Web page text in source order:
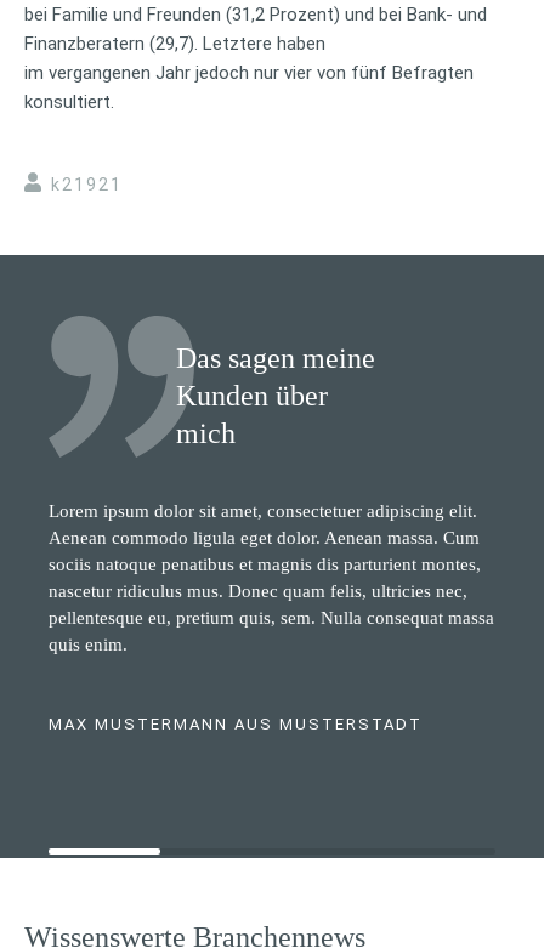
bei Familie und Freunden (31,2 Prozent) und bei Bank- und
Finanzberatern (29,7). Letztere haben
im vergangenen Jahr jedoch nur vier von fünf Befragten
konsultiert.
k21921
Das sagen meine
Kunden über
mich
Lorem ipsum dolor sit amet, consectetuer adipiscing elit.
Aenean commodo ligula eget dolor. Aenean massa. Cum
sociis natoque penatibus et magnis dis parturient montes,
nascetur ridiculus mus. Donec quam felis, ultricies nec,
pellentesque eu, pretium quis, sem. Nulla consequat massa
quis enim.
MAX MUSTERMANN AUS MUSTERSTADT
Wissenswerte Branchennews